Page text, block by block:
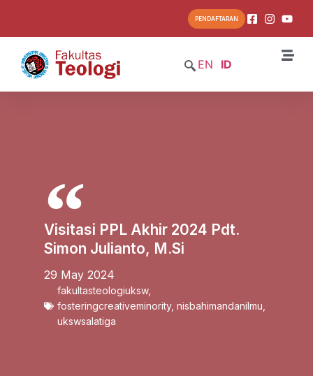
PENDAFTARAN
EN ID
Visitasi PPL Akhir 2024 Pdt.
Simon Julianto, M.Si
29 May 2024
fakultasteologiuksw,
fosteringcreativeminority, nisbahimandanilmu
ukswsalatiga